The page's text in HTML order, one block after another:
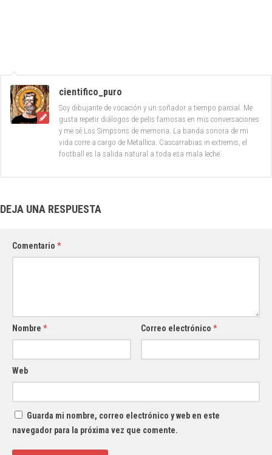
cientifico_puro
Soy dibujante de vocación y un soñador a tiempo parcial. Me
gusta repetir diálogos de pelis famosas en mis conversaciones
y me sé Los Simpsons de memoria. La banda sonora de mi
vida corre a cargo de Metallica. Cascarrabias in extremis, el
football es la salida natural a toda esa mala leche.
DEJA UNA RESPUESTA
Comentario *
Nombre * Correo electrónico*
Web
Guarda mi nombre, correo electrónico y web en este
navegador para la próxima vez que comente.